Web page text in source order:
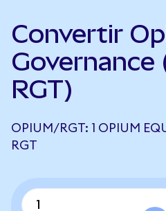
Convertir
Governance
RGT)
OPIUM/RGT: 1 OPIUM
RGT